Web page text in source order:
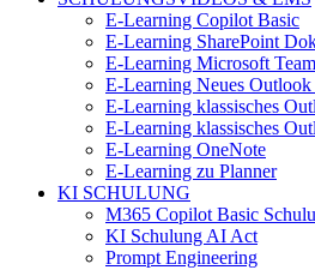
E-Learning Copilot Basic
E-Learning SharePoint
E-Learning Microsoft
E-Learning Neues
E-Learning klassisches
E-Learning klassisches
E-Learning OneNote
E-Learning zu Planner
KI SCHULUNG
M365 Copilot Basic
KI Schulung AI Act
Prompt Engineering